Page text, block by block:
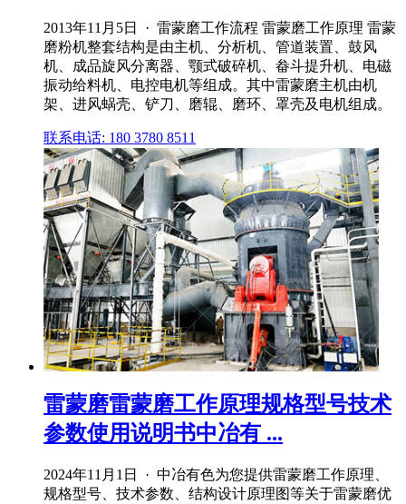
2013年11月5日 · 雷蒙磨工作流程 雷蒙磨工作原理 雷蒙
磨粉机整套结构是由主机、分析机、管道装置、鼓风
机、成品旋风分离器、颚式破碎机、畚斗提升机、电磁
振动给料机、电控电机等组成。其中雷蒙磨主机由机
架、进风蜗壳、铲刀、磨辊、磨环、罩壳及电机组成。
联系电话: 180 3780 8511
雷蒙磨雷蒙磨工作原理规格型号技术
参数使用说明书中冶有 ...
2024年11月1日 · 中冶有色为您提供雷蒙磨工作原理、
规格型号、技术参数、结构设计原理图等关于雷蒙磨优